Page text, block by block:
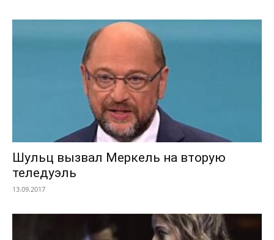
Шульц вызвал Меркель на вторую
теледуэль
13.09.2017